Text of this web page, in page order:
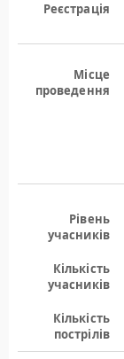
Реєстрація
Місце
проведення
Рівень
учасників
Кількість
учасників
Кількість
пострілів